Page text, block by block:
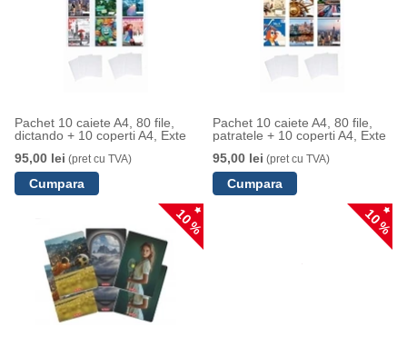
Pachet 10 caiete A4, 80 file,
dictando + 10 coperti A4, Exte
95,00 lei (pret cu TVA)
Pachet 10 caiete A4, 80 file,
patratele + 10 coperti A4, Exte
95,00 lei (pret cu TVA)
10 % 10 %